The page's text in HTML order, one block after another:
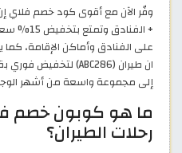
وفّر الآن مع أقوى كود خصم فلاي
على الفنادق وأماكن الإقامة،
إلى مجموعة واسعة من أشهر
ما هو كوبون خصم
رحلات الطيران؟